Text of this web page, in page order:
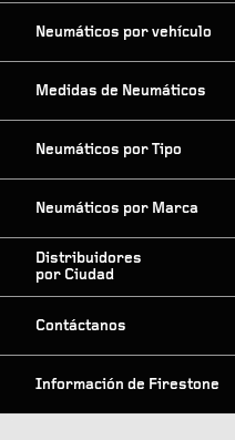
Neumáticos por vehículo
Medidas de Neumáticos
Neumáticos por Tipo
Neumáticos por Marca
Distribuidores
por Ciudad
Contáctanos
Información de Firestone